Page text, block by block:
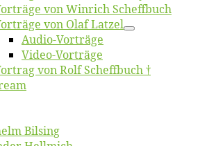
von Win­rich Scheffbuch
von Olaf Latzel
Au­dio-Vor­trä­ge
Vi­deo-Vor­trä­ge
von Rolf Scheffbuch †
Bilsing